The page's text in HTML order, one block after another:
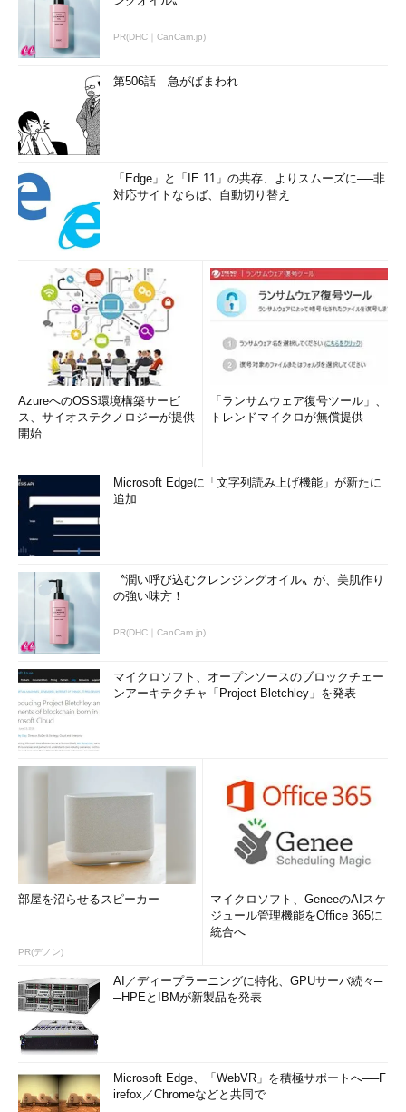
PR(DHC｜CanCam.jp)
第506話 急がばまわれ
「Edge」と「IE 11」の共存、よりスムーズに──非
対応サイトならば、自動切り替え
AzureへのOSS環境構築サービ
ス、サイオステクノロジーが提供
開始
「ランサムウェア復号ツール」、
トレンドマイクロが無償提供
Microsoft Edgeに「文字列読み上げ機能」が新たに
追加
〝潤い呼び込むクレンジングオイル〟が、美肌作り
の強い味方！
PR(DHC｜CanCam.jp)
マイクロソフト、オープンソースのブロックチェー
ンアーキテクチャ「Project Bletchley」を発表
部屋を沼らせるスピーカー
PR(デノン)
マイクロソフト、GeneeのAIスケ
ジュール管理機能をOffice 365に
統合へ
AI／ディープラーニングに特化、GPUサーバ続々─
─HPEとIBMが新製品を発表
Microsoft Edge、「WebVR」を積極サポートへ──F
irefox／Chromeなどと共同で